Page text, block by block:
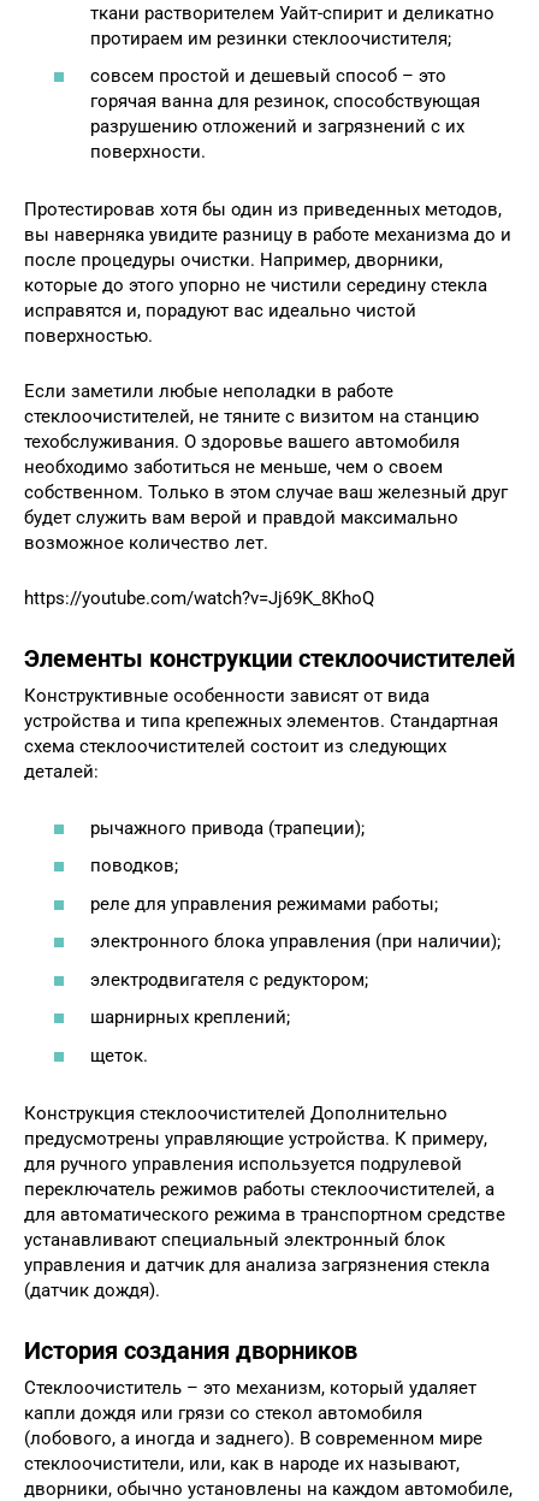
ткани растворителем Уайт-спирит и деликатно
протираем им резинки стеклоочистителя;
совсем простой и дешевый способ – это
горячая ванна для резинок, способствующая
разрушению отложений и загрязнений с их
поверхности.
Протестировав хотя бы один из приведенных методов,
вы наверняка увидите разницу в работе механизма до и
после процедуры очистки. Например, дворники,
которые до этого упорно не чистили середину стекла
исправятся и, порадуют вас идеально чистой
поверхностью.
Если заметили любые неполадки в работе
стеклоочистителей, не тяните с визитом на станцию
техобслуживания. О здоровье вашего автомобиля
необходимо заботиться не меньше, чем о своем
собственном. Только в этом случае ваш железный друг
будет служить вам верой и правдой максимально
возможное количество лет.
https://youtube.com/watch?v=Jj69K_8KhoQ
Элементы конструкции стеклоочистителей
Конструктивные особенности зависят от вида
устройства и типа крепежных элементов. Стандартная
схема стеклоочистителей состоит из следующих
деталей:
рычажного привода (трапеции);
поводков;
реле для управления режимами работы;
электронного блока управления (при наличии);
электродвигателя с редуктором;
шарнирных креплений;
щеток.
Конструкция стеклоочистителей Дополнительно
предусмотрены управляющие устройства. К примеру,
для ручного управления используется подрулевой
переключатель режимов работы стеклоочистителей, а
для автоматического режима в транспортном средстве
устанавливают специальный электронный блок
управления и датчик для анализа загрязнения стекла
(датчик дождя).
История создания дворников
Стеклоочиститель – это механизм, который удаляет
капли дождя или грязи со стекол автомобиля
(лобового, а иногда и заднего). В современном мире
стеклоочистители, или, как в народе их называют,
дворники, обычно установлены на каждом автомобиле,